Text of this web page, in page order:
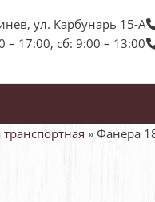
ул. Карбунарь 15-А
– 17:00, сб: 9:00 – 13:00
» Фанера